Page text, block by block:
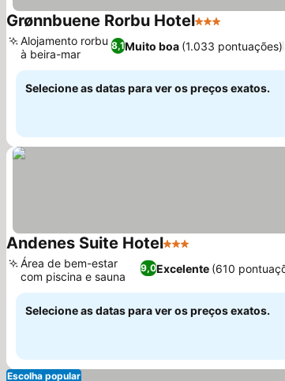
Grønnbuene Rorbu Hotel3 Estrelas
8,1Muito boa (1.033 pontuações)
Alojamento rorbu
à beira-mar
Selecione as datas para ver os preços exatos.
Andenes Suite Hotel3 Estrelas
9,0Excelente (610
Área de bem-estar
com piscina e sauna
Selecione as datas para ver os preços exatos.
Escolha popular